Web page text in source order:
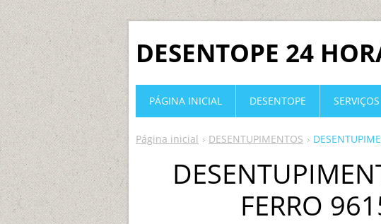
DESENTOPE 24
Página inicial DESENTUPIMENTOS
FERRO
PÁGINA INICIAL DESENTOPE SERVIÇOS